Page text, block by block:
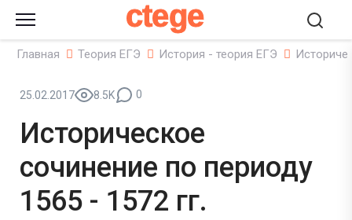
ctege
Главная Теория ЕГЭ История - теория ЕГЭ
25.02.2017 8.5K 0
Историческое
сочинение по периоду
1565 - 1572 гг.